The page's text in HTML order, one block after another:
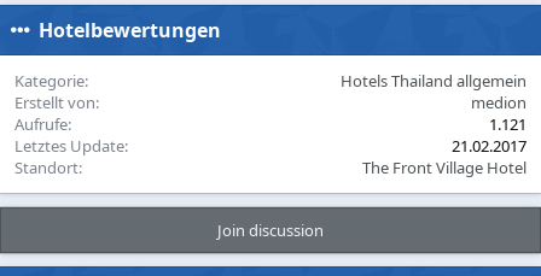
Hotelbewertungen
Kategorie
Hotels Thailand allgemein
Erstellt von
medion
Aufrufe
1.121
Letztes Update
21.02.2017
Standort
The Front Village Hotel
Join discussion